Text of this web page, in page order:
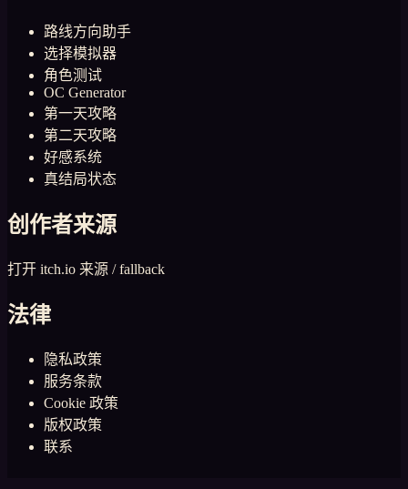
路线方向助手
选择模拟器
角色测试
OC Generator
第一天攻略
第二天攻略
好感系统
真结局状态
创作者来源
打开 itch.io 来源 / fallback
法律
隐私政策
服务条款
Cookie 政策
版权政策
联系